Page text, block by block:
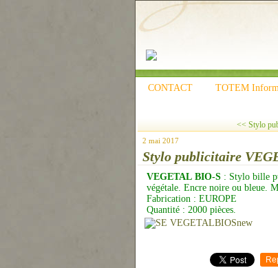
CONTACT TOTEM
<< Stylo
2 mai 2017
Stylo publicitaire
VEGETAL BIO-S : Stylo bille
végétale. Encre noire ou bleue.
Fabrication : EUROPE
Quantité : 2000 pièces.